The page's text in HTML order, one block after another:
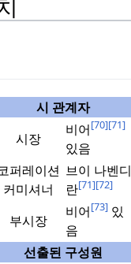
시 관계자
시장
비어[70][71]
있음
퍼레이션
커미셔너
브이 나벤디
란[71][72]
부시장
비어[73] 있
음
선출된 구성원